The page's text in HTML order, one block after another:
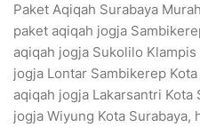
Paket Aqiqah Surabaya
paket aqiqah jogja
aqiqah jogja Sukolilo
jogja Lontar Sambikerep
aqiqah jogja Lakarsantri Kota
jogja Wiyung Kota Surabaya,